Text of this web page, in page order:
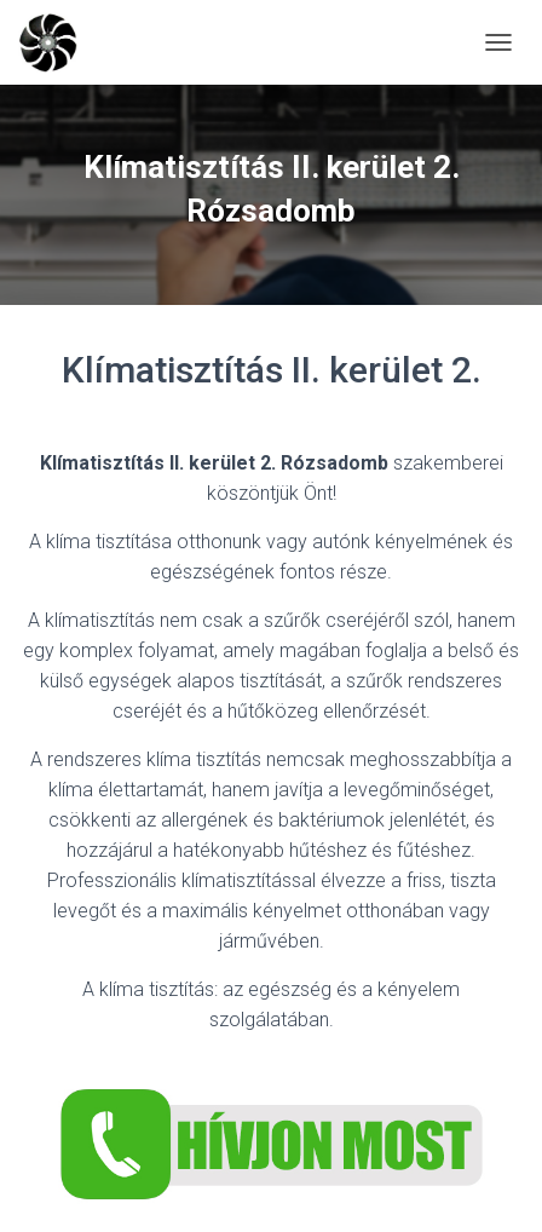
A
G
I
B
P
C
L
A
Klímatisztítás II. kerület 2.
Rózsadomb
Klímatisztítás II. kerület 2.
Klímatisztítás II. kerület 2. Rózsadombszakemberei
köszöntjük Önt!
A klíma tisztítása otthonunk vagy autónk kényelmének és
egészségének fontos része.
A klímatisztítás nem csak a szűrők cseréjéről szól, hanem
egy komplex folyamat, amely magában foglalja a belső és
külső egységek alapos tisztítását, a szűrők rendszeres
cseréjét és a hűtőközeg ellenőrzését.
A rendszeres klíma tisztítás nemcsak meghosszabbítja a
klíma élettartamát, hanem javítja a levegőminőséget,
csökkenti az allergének és baktériumok jelenlétét, és
hozzájárul a hatékonyabb hűtéshez és fűtéshez.
Professzionális klímatisztítással élvezze a friss, tiszta
levegőt és a maximális kényelmet otthonában vagy
járművében.
A klíma tisztítás: az egészség és a kényelem
szolgálatában.